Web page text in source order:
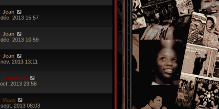
Jean
2013 15:57
Jean
déc. 2013 10:59
Jean
2013 13:11
funkiness
2013 23:58
Maas
2013 08:03